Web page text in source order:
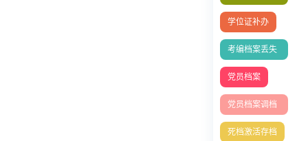
有哪些
学位证补办
考编档案丢失
怎么办
党员档案
党员档案调档
函
死档激活存档